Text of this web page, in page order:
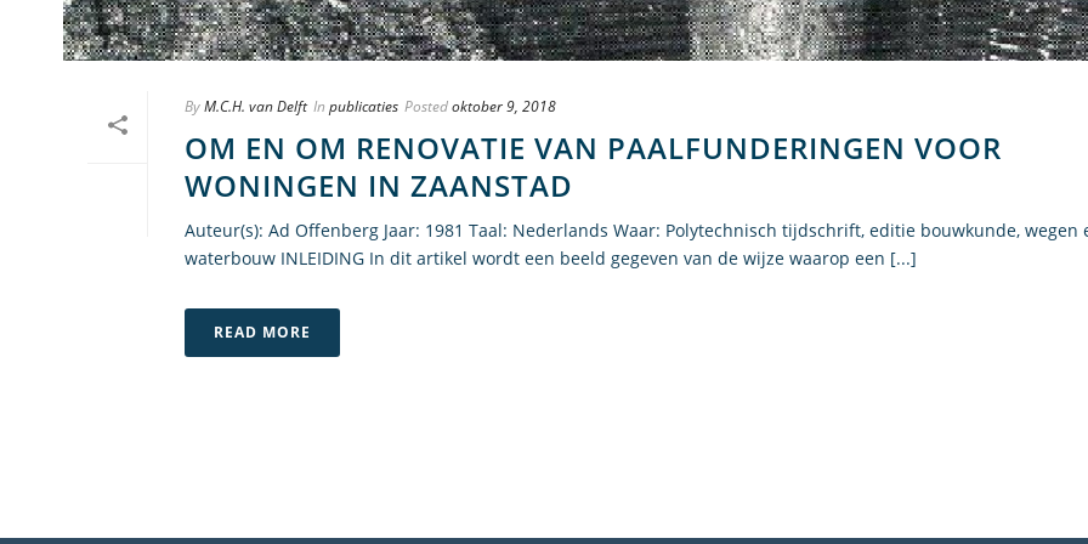
ByM.C.H. van Delft In publicaties Postedoktober 9, 2018
OM EN OM RENOVATIE VAN PAALFUNDERINGEN VOOR
WONINGEN IN ZAANSTAD
Auteur(s): Ad Offenberg Jaar: 1981 Taal: Nederlands Waar: Polytechnisch tijdschrift, editie bouwkunde, wegen
waterbouw INLEIDING In dit artikel wordt een beeld gegeven van de wijze waarop een [...]
READ MORE